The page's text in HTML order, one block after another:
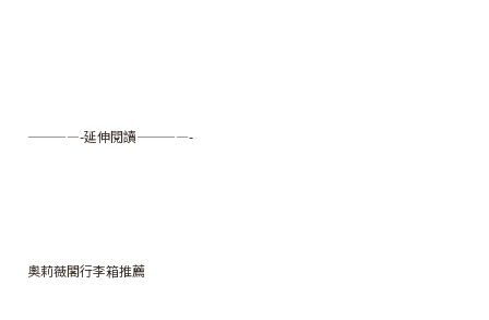
————-延伸閱讀————-
奧莉薇閣行李箱推薦